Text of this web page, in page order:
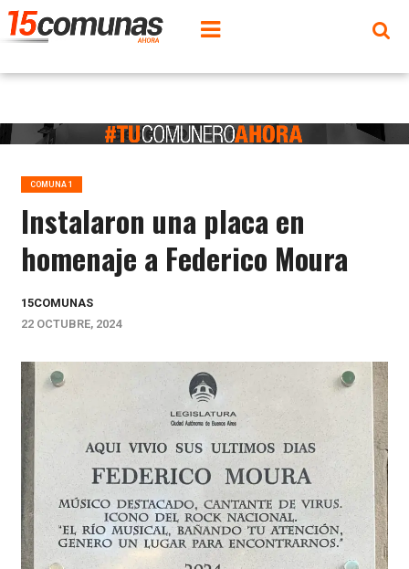
COMUNA 1
Instalaron una placa en
homenaje a Federico Moura
15COMUNAS
22 OCTUBRE, 2024